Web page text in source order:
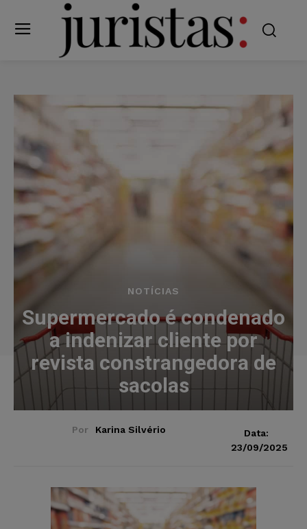
NOTÍCIAS
Supermercado é condenado
a indenizar cliente por
revista constrangedora de
sacolas
Por Karina Silvério
Data:
23/09/2025